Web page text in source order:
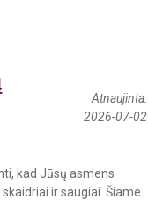
Atnaujinta:
2026-07-02
kad Jūsų asmens
ir saugiai. Šiame